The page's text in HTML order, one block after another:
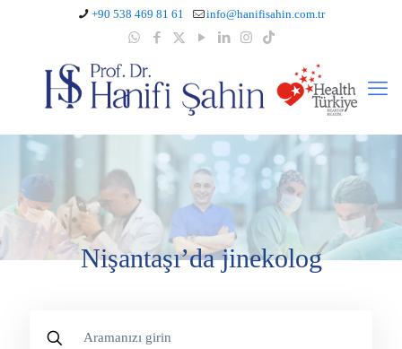
+90 538 469 81 61 info@hanifisahin.com.tr
Nişantaşı’da jinekolog